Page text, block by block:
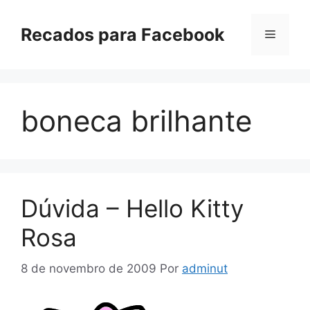
paraRecados para Facebook Menu
boneca brilhante
Dúvida – Hello Kitty
Rosa
8 de novembro de 2009 Por adminut